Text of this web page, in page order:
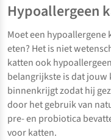
Hypoallergeen
Moet een hypoallergene
eten? Het is niet
katten ook
belangrijkste is dat jouw
binnenkrijgt zodat hij
door het gebruik van
pre- en probiotica
voor katten.